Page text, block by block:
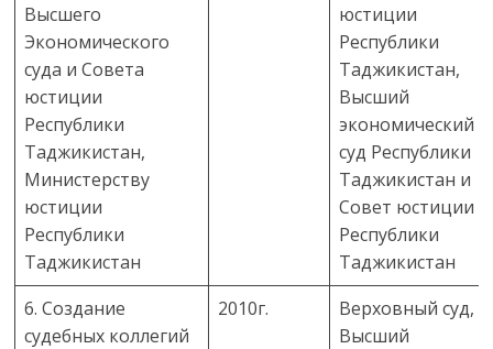
Высшего
Экономического
суда и Совета
юстиции
Республики
Таджикистан,
Министерству
юстиции
Республики
Таджикистан
юстиции
Республики
Таджикистан,
Высший
экономический
суд Республики
Таджикистан и
Совет юстиции
Республики
Таджикистан
6. Создание
судебных коллегий
2010г.
Верховный суд,
Высший